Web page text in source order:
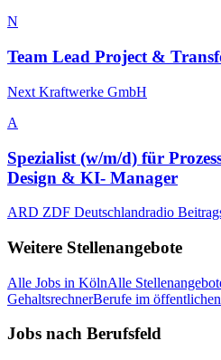
N
Team Lead Project &
Next Kraftwerke GmbH
A
Spezialist (w/m/d) für
Design & KI‑ Manager
ARD ZDF Deutschlandradio
Weitere Stellenangebote
Alle Jobs in KölnAlle
GehaltsrechnerBerufe im
Jobs nach Berufsfeld